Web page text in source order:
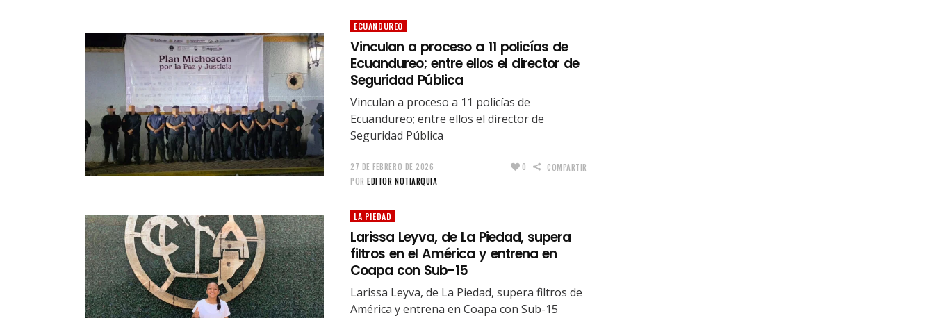
ECUANDUREO
Vinculan a proceso a 11 policías de
Ecuandureo; entre ellos el director de
Seguridad Pública
Vinculan a proceso a 11 policías de
Ecuandureo; entre ellos el director de
Seguridad Pública
27 DE FEBRERO DE 2026
POR EDITOR NOTIARQUIA
0 COMPARTIR
LA PIEDAD
Larissa Leyva, de La Piedad, supera
filtros en el América y entrena en
Coapa con Sub-15
Larissa Leyva, de La Piedad, supera filtros de
América y entrena en Coapa con Sub-15